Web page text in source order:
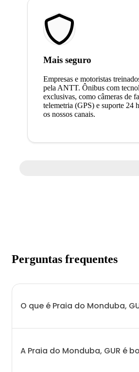
Mais seguro
Empresas e motoristas
pela ANTT. Ônibus com
exclusivas, como câmeras de
telemetria (GPS) e suporte 24
os nossos canais.
Perguntas frequentes
O que é Praia do Monduba,
A Praia do Monduba, GUR é